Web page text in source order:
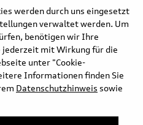
werden durch uns eingesetzt
verwaltet werden. Um
benötigen wir Ihre
jederzeit mit Wirkung für die
unter "Cookie-
Informationen finden Sie
Datenschutzhinweis sowie